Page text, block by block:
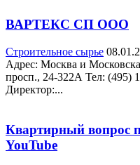
ВАРТЕКС СП ООО
Строительное сырье
Адрес: Москва и
просп., 24-322А Teл: (495)
Директор:...
Квартирный вопрос
YouTube